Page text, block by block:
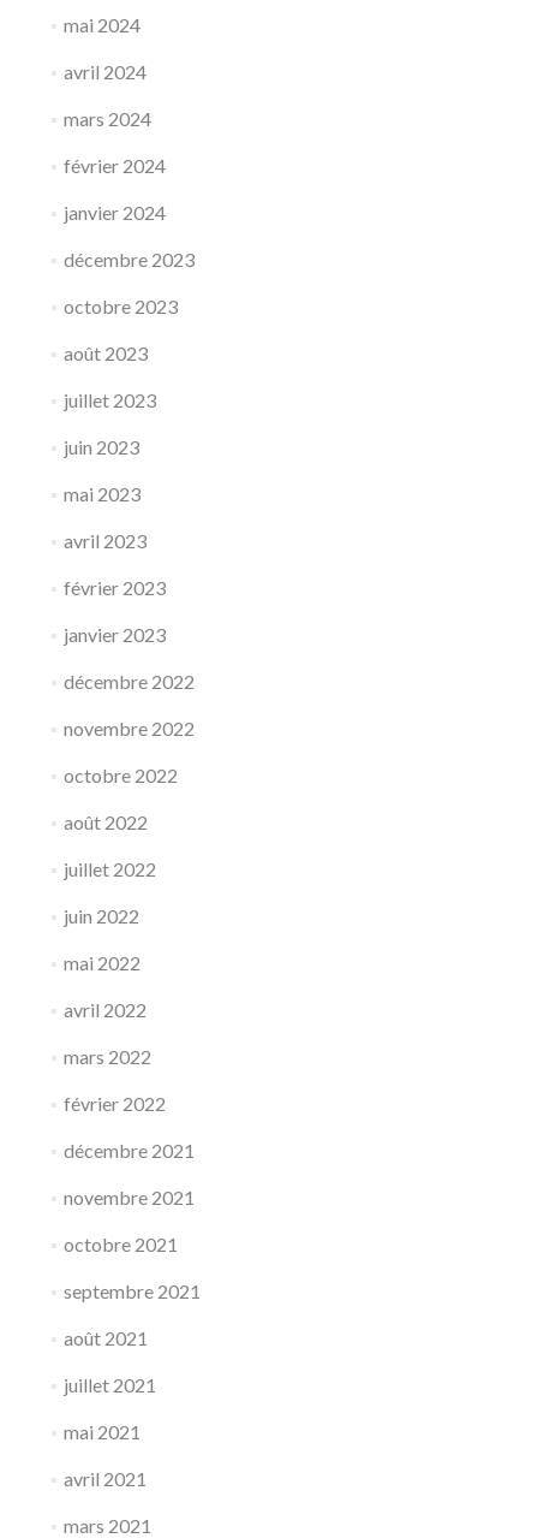
mai 2024
avril 2024
mars 2024
février 2024
janvier 2024
décembre 2023
octobre 2023
août 2023
juillet 2023
juin 2023
mai 2023
avril 2023
février 2023
janvier 2023
décembre 2022
novembre 2022
octobre 2022
août 2022
juillet 2022
juin 2022
mai 2022
avril 2022
mars 2022
février 2022
décembre 2021
novembre 2021
octobre 2021
septembre 2021
août 2021
juillet 2021
mai 2021
avril 2021
mars 2021